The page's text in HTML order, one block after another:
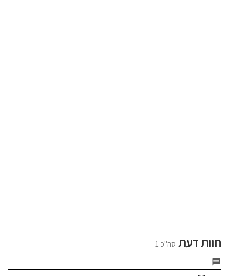
חוות דעת סה"כ 1